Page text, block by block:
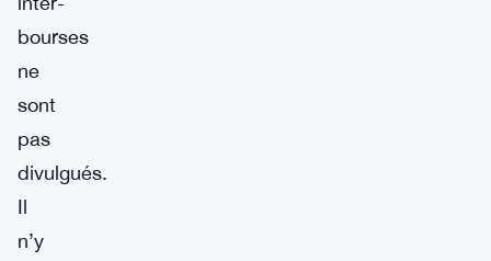
bourses
ne
sont
pas
divulgués.
Il
n’y